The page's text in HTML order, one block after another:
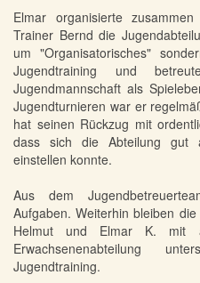
Elmar organisierte
Trainer Bernd die
um "Organisatorisches"
Jugendtraining und
Jugendmannschaft als
Jugendturnieren war er
hat seinen Rückzug mit
dass sich die Abteilung gut
einstellen konnte.
Aus dem
Aufgaben. Weiterhin bleiben
Helmut und Elmar K. mit
Erwachsenenabteilung
Jugendtraining.